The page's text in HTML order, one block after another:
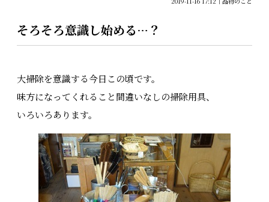
そろそろ意識し始める…？
大掃除を意識する今日この頃です。
味方になってくれること間違いなしの掃除用具、
いろいろあります。